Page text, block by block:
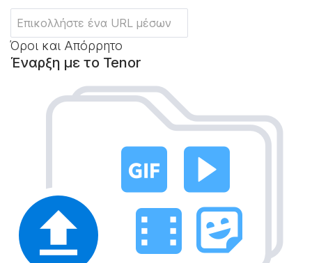
Όροι και Απόρρητο
Έναρξη με το Tenor